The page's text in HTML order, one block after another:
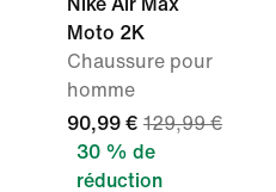
Nike Air Max
Moto 2K
Chaussure pour
homme
90,99 € 129,99 €
30 % de
réduction